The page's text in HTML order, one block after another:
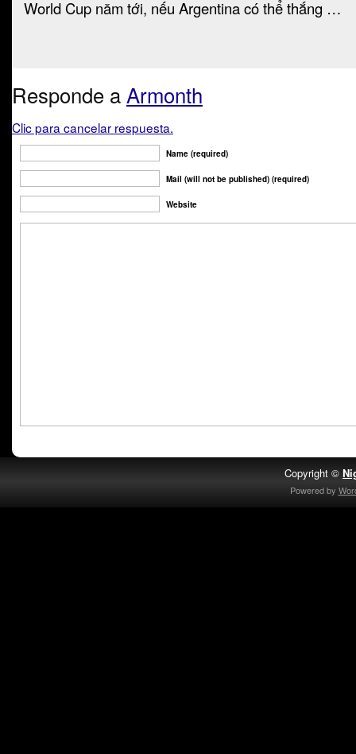
World Cup năm tới, nếu Argentina có thể thắng …
Responde a Armonth
Clic para cancelar respuesta.
Name (required)
Mail (will not be published) (required)
Website
Copyright ©
Powered by